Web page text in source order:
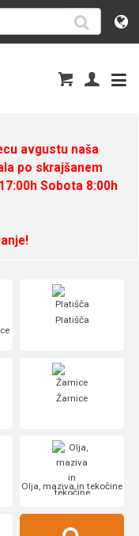
avgustu naša
po skrajšanem
Sobota 8:00h
Platišča
Žarnice
Olja, maziva in tekočine